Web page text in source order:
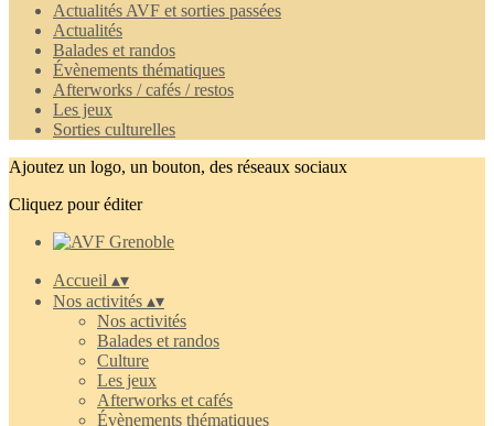
Actualités AVF et sorties passées
Actualités
Balades et randos
Évènements thématiques
Afterworks / cafés / restos
Les jeux
Sorties culturelles
Ajoutez un logo, un bouton, des réseaux sociaux
Cliquez pour éditer
Accueil ▴▾
Nos activités ▴▾
Nos activités
Balades et randos
Culture
Les jeux
Afterworks et cafés
Évènements thématiques